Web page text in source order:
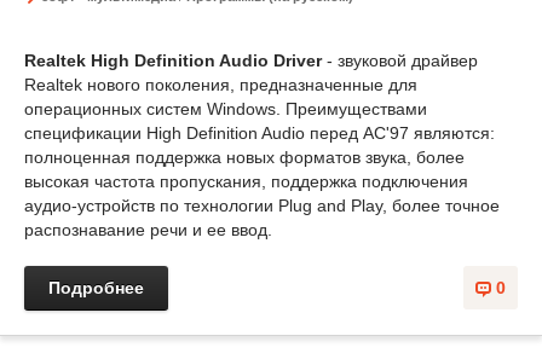
Realtek High Definition Audio Driver- звуковой драйвер
Realtek нового поколения, предназначенные для
операционных систем Windows. Преимуществами
спецификации High Definition Audio перед AC'97 являются:
полноценная поддержка новых форматов звука, более
высокая частота пропускания, поддержка подключения
аудио-устройств по технологии Plug and Play, более точное
распознавание речи и ее ввод.
0
Подробнее